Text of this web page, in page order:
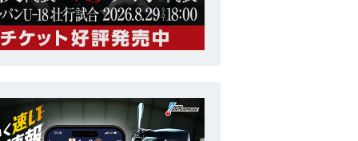
ーチ
金子 誠
手コーチ 建山 義紀